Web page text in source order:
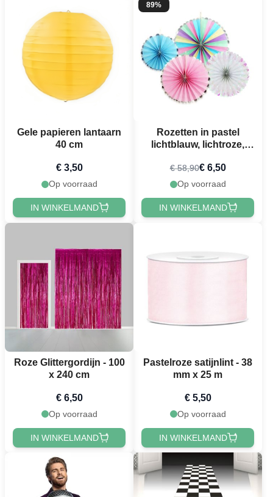
Gele papieren lantaarn
40 cm
€ 3,50
Op voorraad
IN WINKELMAND
89%
Rozetten in pastel
lichtblauw, lichtroze,
€ 58,90€ 6,50
Op voorraad
IN WINKELMAND
Roze Glittergordijn - 100
x 240 cm
€ 6,50
Op voorraad
IN WINKELMAND
Pastelroze satijnlint - 38
mm x 25 m
€ 5,50
Op voorraad
IN WINKELMAND